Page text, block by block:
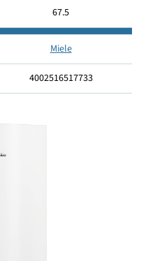
67.5
Miele
4002516517733